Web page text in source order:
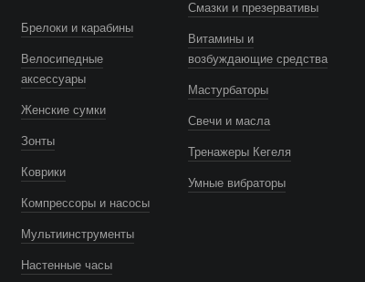
Брелоки и карабины
Велосипедные
аксессуары
Женские сумки
Зонты
Коврики
Компрессоры и насосы
Мультиинструменты
Настенные часы
Смазки и презервативы
Витамины и
возбуждающие средства
Мастурбаторы
Свечи и масла
Тренажеры Кегеля
Умные вибраторы